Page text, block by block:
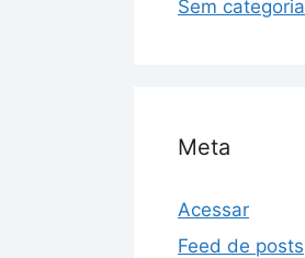
Sem categoria
Meta
Acessar
Feed de posts